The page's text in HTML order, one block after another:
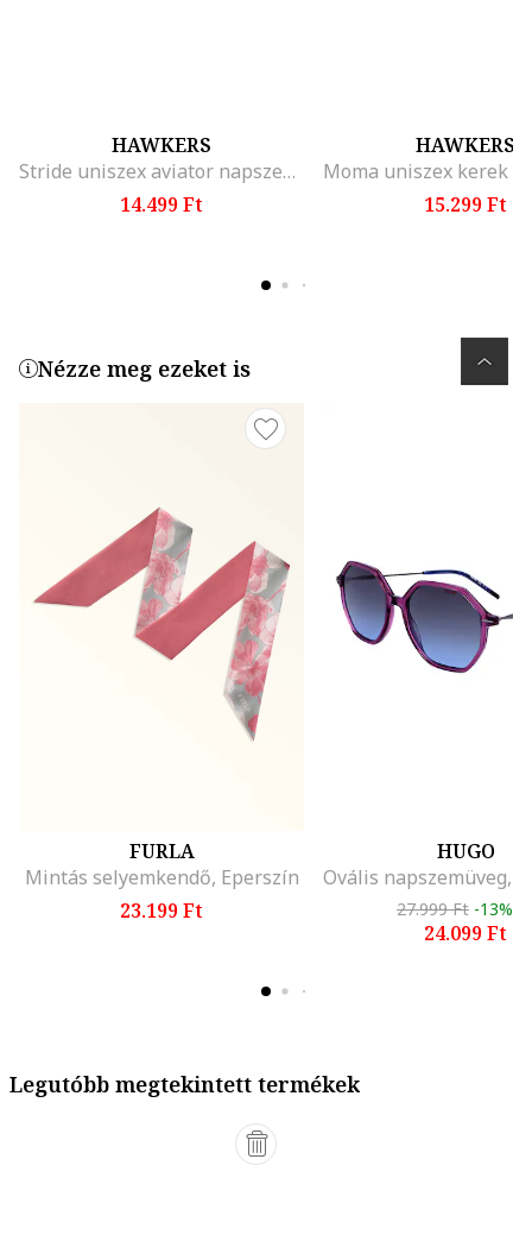
HAWKERS
Stride uniszex aviator napszemüveg, Fekete,
14.499 Ft
HAWKERS
15.299 Ft
Nézze meg ezeket is
FURLA
Mintás selyemkendő, Eperszín
23.199 Ft
HUGO
27.999 Ft -13%
24.099 Ft
Legutóbb megtekintett termékek